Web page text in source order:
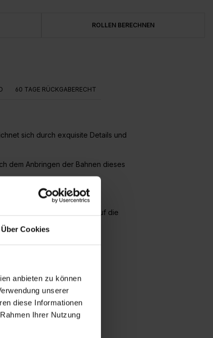
Über Cookies
anbieten zu können
unserer
diese Informationen
Ihrer Nutzung
ROLLEN BERECHNEN
60 TAGE RÜCKGABERECHT
sich durch exquisite Details und
dem Anbringen der Bahnen dieses
die Bahnen werden direkt auf die